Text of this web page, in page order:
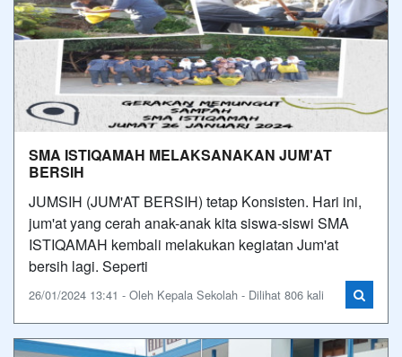
SMA ISTIQAMAH MELAKSANAKAN JUM'AT
BERSIH
JUMSIH (JUM'AT BERSIH) tetap Konsisten. Hari ini,
jum'at yang cerah anak-anak kita siswa-siswi SMA
ISTIQAMAH kembali melakukan kegiatan Jum'at
bersih lagi. Seperti
26/01/2024 13:41 - Oleh Kepala Sekolah - Dilihat 806 kali